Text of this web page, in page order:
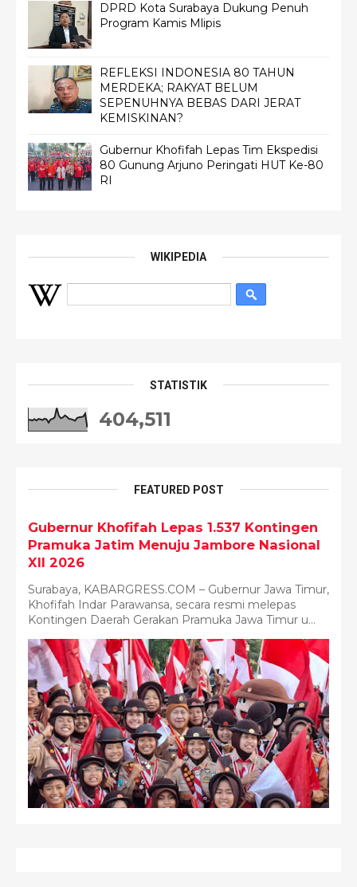
DPRD Kota Surabaya Dukung Penuh
Program Kamis Mlipis
REFLEKSI INDONESIA 80 TAHUN
MERDEKA; RAKYAT BELUM
SEPENUHNYA BEBAS DARI JERAT
KEMISKINAN?
Gubernur Khofifah Lepas Tim Ekspedisi
80 Gunung Arjuno Peringati HUT Ke-80
RI
WIKIPEDIA
STATISTIK
404,511
FEATURED POST
Gubernur Khofifah Lepas 1.537 Kontingen
Pramuka Jatim Menuju Jambore Nasional
XII 2026
Surabaya, KABARGRESS.COM – Gubernur Jawa Timur,
Khofifah Indar Parawansa, secara resmi melepas
Kontingen Daerah Gerakan Pramuka Jawa Timur u...